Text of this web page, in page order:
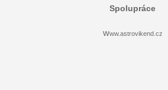
Spolupráce
www.astrovikend.cz